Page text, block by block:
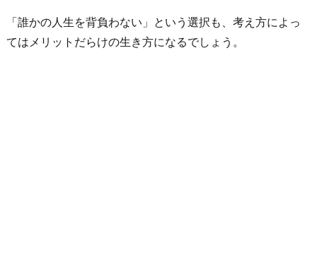
「誰かの人生を背負わない」という選択も、考え方によっ
てはメリットだらけの生き方になるでしょう。